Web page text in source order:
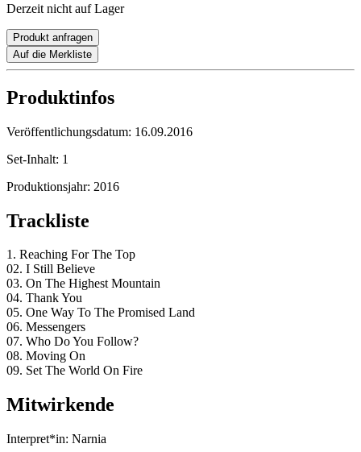
Derzeit nicht auf Lager
Produkt anfragen
Auf die Merkliste
Produktinfos
Veröffentlichungsdatum: 16.09.2016
Set-Inhalt: 1
Produktionsjahr: 2016
Trackliste
1. Reaching For The Top
02. I Still Believe
03. On The Highest Mountain
04. Thank You
05. One Way To The Promised Land
06. Messengers
07. Who Do You Follow?
08. Moving On
09. Set The World On Fire
Mitwirkende
Interpret*in: Narnia